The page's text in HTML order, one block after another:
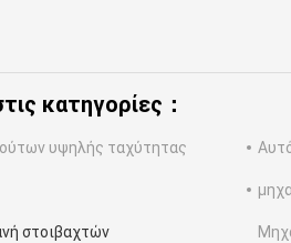
κατηγορίες：
υψηλής ταχύτητας
στοιβαχτών